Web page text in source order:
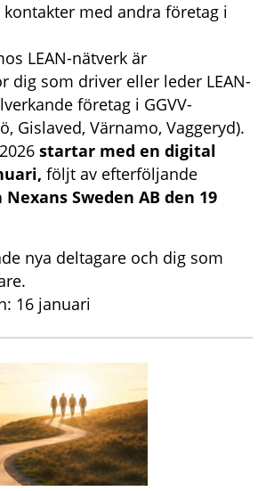
med andra företag i
LEAN-nätverk är
dig som driver eller leder LEAN-
företag i GGVV-
Gislaved, Värnamo, Vaggeryd).
startar med en digital
följt av efterföljande
Sweden AB den 19
nya deltagare och dig som
16 januari